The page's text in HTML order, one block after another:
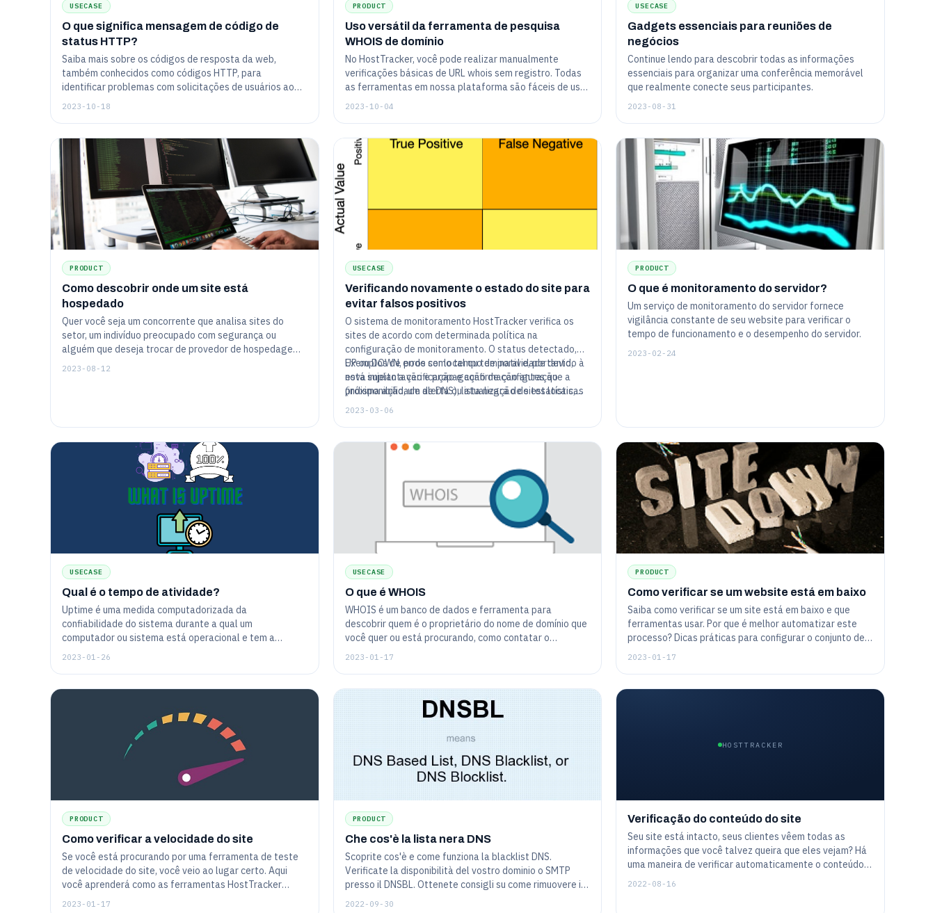
USECASE
O que significa mensagem de código de
status HTTP?
Saiba mais sobre os códigos de resposta da web,
também conhecidos como códigos HTTP, para
identificar problemas com solicitações de usuários ao
servidor.
2023-10-18
PRODUCT
Uso versátil da ferramenta de pesquisa
WHOIS de domínio
No HostTracker, você pode realizar manualmente
verificações básicas de URL whois sem registro. Todas
as ferramentas em nossa plataforma são fáceis de usar
e fáceis de usar.
2023-10-04
USECASE
Gadgets essenciais para reuniões de
negócios
Continue lendo para descobrir todas as informações
essenciais para organizar uma conferência memorável
que realmente conecte seus participantes.
2023-08-31
PRODUCT
Como descobrir onde um site está
hospedado
Quer você seja um concorrente que analisa sites do
setor, um indivíduo preocupado com segurança ou
alguém que deseja trocar de provedor de hospedagem,
'Como descobrir onde um site está hospedado' é o
2023-08-12
USECASE
Verificando novamente o estado do site para
evitar falsos positivos
O sistema de monitoramento HostTracker verifica os
sites de acordo com determinada política na
configuração de monitoramento. O status detectado,
UP ou DOWN, pode ser local ou temporal e, portanto,
está sujeito a verificação e confirmação antes que a
próxima ação, um alerta ou atualização de estatísticas
de tempo de atividade, ocorra.
Exemplos de erros como tempo de inatividade devido à
nova implantação e propagação de configuração
(indisponibilidade de DNS), lista negra de sites locais,
ambiente incompatível de verificação de tecnologias de
configurada.
2023-03-06
PRODUCT
O que é monitoramento do servidor?
Um serviço de monitoramento do servidor fornece
vigilância constante de seu website para verificar o
tempo de funcionamento e o desempenho do servidor.
2023-02-24
USECASE
Qual é o tempo de atividade?
Uptime é uma medida computadorizada da
confiabilidade do sistema durante a qual um
computador ou sistema está operacional e tem a
métrica como porcentagem de tempo.
2023-01-26
USECASE
O que é WHOIS
WHOIS é um banco de dados e ferramenta para
descobrir quem é o proprietário do nome de domínio que
você quer ou está procurando, como contatar o
proprietário, e quando a propriedade expira.
2023-01-17
PRODUCT
Como verificar se um website está em baixo
Saiba como verificar se um site está em baixo e que
ferramentas usar. Por que é melhor automatizar este
processo? Dicas práticas para configurar o conjunto de
ferramentas.
2023-01-17
PRODUCT
Como verificar a velocidade do site
Se você está procurando por uma ferramenta de teste
de velocidade do site, você veio ao lugar certo. Aqui
você aprenderá como as ferramentas HostTracker
funcionam. Como verificar a velocidade de
2023-01-17
PRODUCT
Che cos'è la lista nera DNS
Scoprite cos'è e come funziona la blacklist DNS.
Verificate la disponibilità del vostro dominio o SMTP
presso il DNSBL. Ottenete consigli su come rimuovere il
vostro progetto dal database dello spam e su come
2022-09-30
HOSTTRACKER
Verificação do conteúdo do site
Seu site está intacto, seus clientes vêem todas as
informações que você talvez queira que eles vejam? Há
uma maneira de verificar automaticamente o conteúdo
da página, palavras particulares, frases ou até mesmo
2022-08-16